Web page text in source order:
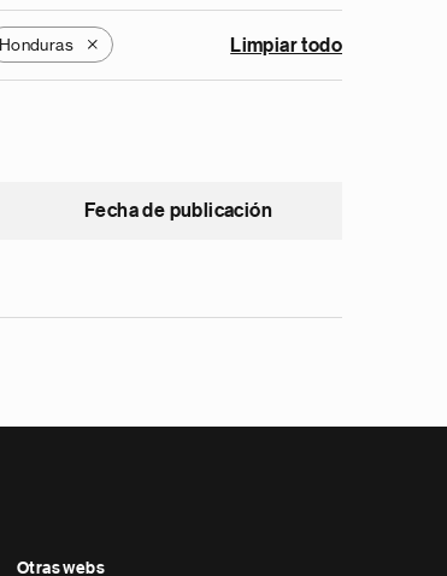
Honduras X Limpiar todo
Fecha de publicación
Otras webs